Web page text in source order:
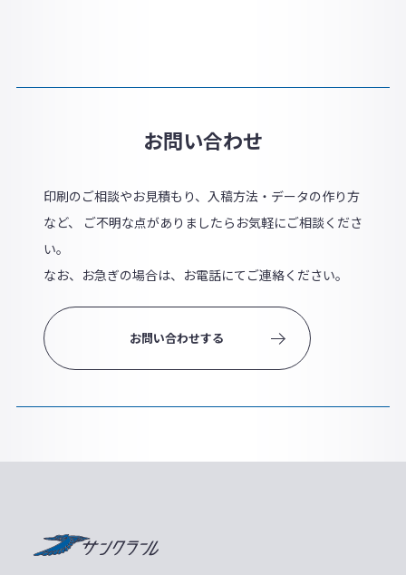
お問い合わせ
印刷のご相談やお見積もり、入稿方法・データの作り方
など、 ご不明な点がありましたらお気軽にご相談くださ
い。
なお、お急ぎの場合は、お電話にてご連絡ください。
お問い合わせする